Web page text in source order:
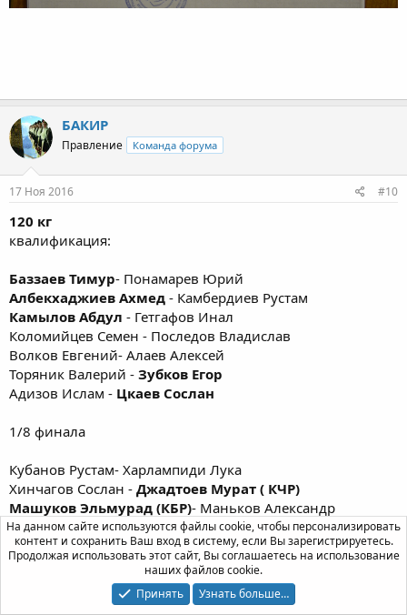
БАКИР
Правление Команда форума
17 Ноя 2016 #10
120 кг
квалификация:
Баззаев Тимур- Понамарев Юрий
Албекхаджиев Ахмед - Камбердиев Рустам
Камылов Абдул - Гетгафов Инал
Коломийцев Семен - Последов Владислав
Волков Евгений- Алаев Алексей
Торяник Валерий - Зубков Егор
Адизов Ислам - Цкаев Сослан
1/8 финала
Кубанов Рустам- Харлампиди Лука
Хинчагов Сослан - Джадтоев Мурат ( КЧР)
Машуков Эльмурад (КБР)- Маньков Александр
Бланк Владислав -Ацаев Магомед
Кулдуев Омар-Баззаев Тимур
Албекхаджиев Ахмед -Камылов Абдул
На данном сайте используются файлы cookie, чтобы персонализировать
контент и сохранить Ваш вход в систему, если Вы зарегистрируетесь.
Продолжая использовать этот сайт, Вы соглашаетесь на использование
наших файлов cookie.
Принять
Узнать больше…